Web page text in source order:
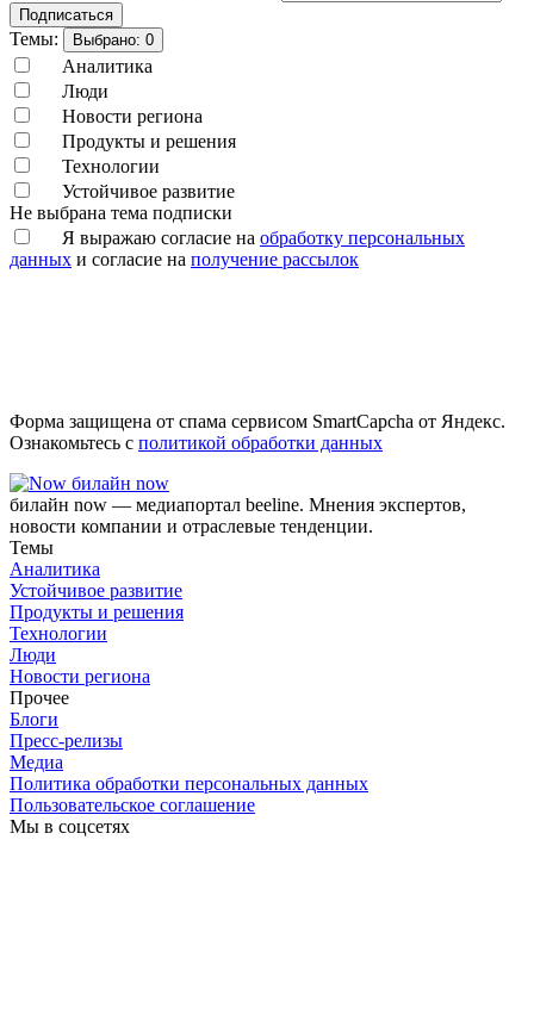
Подписаться
Темы: Выбрано: 0
Аналитика
Люди
Новости региона
Продукты и решения
Технологии
Устойчивое развитие
Не выбрана тема подписки
Я выражаю согласие на обработку персональных
данных и согласие на получение рассылок
Форма защищена от спама сервисом SmartCapcha от Яндекс.
Ознакомьтесь с политикой обработки данных
билайн now
билайн now — медиапортал beeline. Мнения экспертов,
новости компании и отраслевые тенденции.
Темы
Аналитика
Устойчивое развитие
Продукты и решения
Технологии
Люди
Новости региона
Прочее
Блоги
Пресс-релизы
Медиа
Политика обработки персональных данных
Пользовательское соглашение
Мы в соцсетях